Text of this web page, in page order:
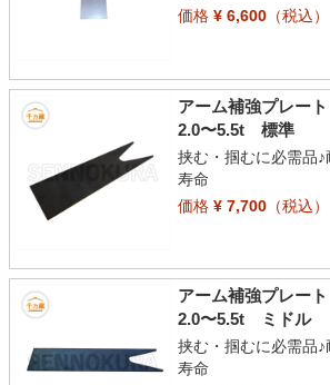
価格¥ 6,600（税込）
アーム補強プレー
2.0〜5.5t 標準
挟む・掴むに必需品
寿命
価格¥ 7,700（税込）
アーム補強プレー
2.0〜5.5t ミドル
挟む・掴むに必需品
寿命